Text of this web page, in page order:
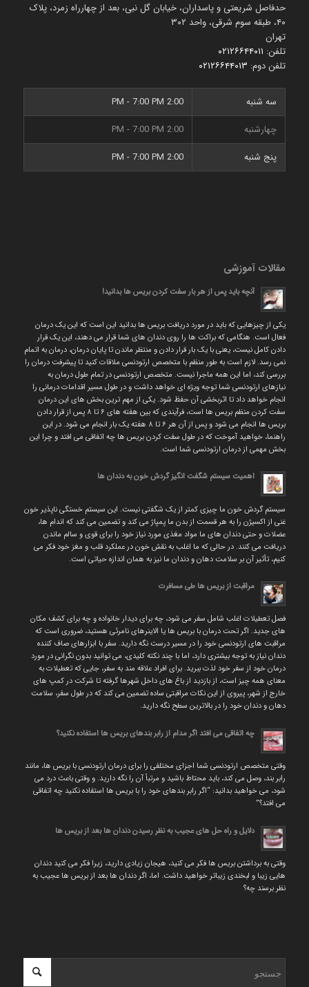
حدفاصل شریعتی و پاسداران، خیابان گل نبی، بعد از چهارراه زمرد، پلاک
۴۰، طبقه سوم شرقی، واحد ۳۰۲
تهران
تلفن: ۰۲۱۲۶۶۴۴۰۱۱
تلفن دوم: ۰۲۱۲۶۶۴۴۰۱۳
سه شنبه
2:00 PM - 7:00 PM
چهارشنبه
2:00 PM - 7:00 PM
پنج شنبه
2:00 PM - 7:00 PM
مقالات آموزشی
آنچه باید پس از هر بار سفت کردن بریس ها بدانید!
یکی از چیزهایی که باید در مورد دریافت بریس ها بدانید این است که این یک درمان
فعال است. هنگامی که براکت ها را روی دندان های شما قرار می دهند، این یک قرار
دادن کامل نیست، یعنی با یک بار قرار دادن و منتظر ماندن تا پایان درمان، درمان به اتمام
نمی رسد. لازم است به طور منظم با متخصص ارتودنسی ملاقات کنید تا پیشرفت درمان را
بررسی کند، اما این همه ماجرا نیست. متخصص ارتودنسی در تمام طول درمان به
نیازهای ارتودنسی شما توجه ویژه ای خواهد داشت و در طول مسیر اقدامات درمانی را
انجام خواهد داد تا اثربخشی آن حفظ شود. یکی از مهم ترین بخش های این درمان
سفت کردن منظم بریس ها است، فرآیندی که بین هفته های ۶ تا ۸ پس از قرار دادن
بریس ها انجام می شود و پس از آن هر ۶ تا ۸ هفته یک بار انجام می شود. در این
راهنما، خواهید آموخت که در طول سفت کردن بریس ها چه اتفاقی می افتد و چرا این
بخش مهمی از درمان ارتودنسی شما است.
اهمیت سیستم شگفت انگیز گردش خون به دندان ها
سیستم گردش خون ما چیزی کمتر از یک شگفتی نیست. این سیستم خستگی ناپذیر خون
غنی از اکسیژن را به هر قسمت از بدن ما پمپاژ می کند و تضمین می کند که اندام ها،
عضلات و حتی دندان های ما مواد مغذی مورد نیاز خود را برای قوی و سالم ماندن
دریافت می کنند. در حالی که ما اغلب به نقش خون در عملکرد قلب و مغز خود فکر می
کنیم، تأثیر آن بر سلامت دهان و دندان ما نیز به همان اندازه حیاتی است.
مراقبت از بریس ها طی مسافرت
فصل تعطیلات اغلب شامل سفر می شود، چه برای دیدار خانواده و چه برای کشف مکان
های جدید. اگر تحت درمان با بریس ها یا الاینرهای نامرئی هستید، ضروری است که
مراقبت های ارتودنسی خود را در مسیر درست نگه دارید. سفر با ابزارهای صاف کننده
دندان نیاز به توجه بیشتری دارد، اما با چند نکته کلیدی، می توانید بدون نگرانی در مورد
درمان خود از سفر خود لذت ببرید. برای افراد علاقه مند به سفر، جایی که تعطیلات به
معنای همه چیز است، از بازدید از باغ های داخل شهرها گرفته تا شرکت در کمپ های
خارج از شهر، پیروی از این نکات مراقبتی ساده تضمین می کند که در طول سفر، سلامت
دهان و دندان خود را در بالاترین سطح نگه دارید.
چه اتفاقی می افتد اگر مدام از رابر بندهای بریس ها استفاده نکنید؟
وقتی متخصص ارتودنسی شما اجزای مختلفی را برای درمان ارتودنسی با بریس ها، مانند
رابر بند، وصل می کند، باید محتاط باشید و مرتباً آن را نگه دارید. و وقتی باعث درد می
شود، می خواهید بدانید: “اگر رابر بندهای خود را با بریس ها استفاده نکنید چه اتفاقی
می افتد؟”
دلایل و راه حل های عجیب به نظر رسیدن دندان ها بعد از بریس ها
وقتی به برداشتن بریس ها فکر می کنید، هیجان زیادی دارید، زیرا فکر می کنید دندان
هایی زیبا و لبخندی زیباتر خواهید داشت. اما، اگر دندان ها بعد از بریس ها عجیب به
نظر برسند چه؟